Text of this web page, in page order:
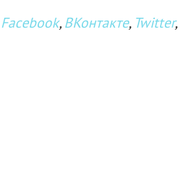
Facebook, ВКонтакте, Twitter,